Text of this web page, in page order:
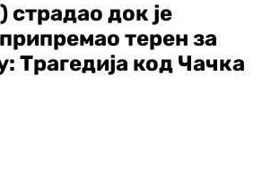
док је
терен за
Трагедија код Чачка